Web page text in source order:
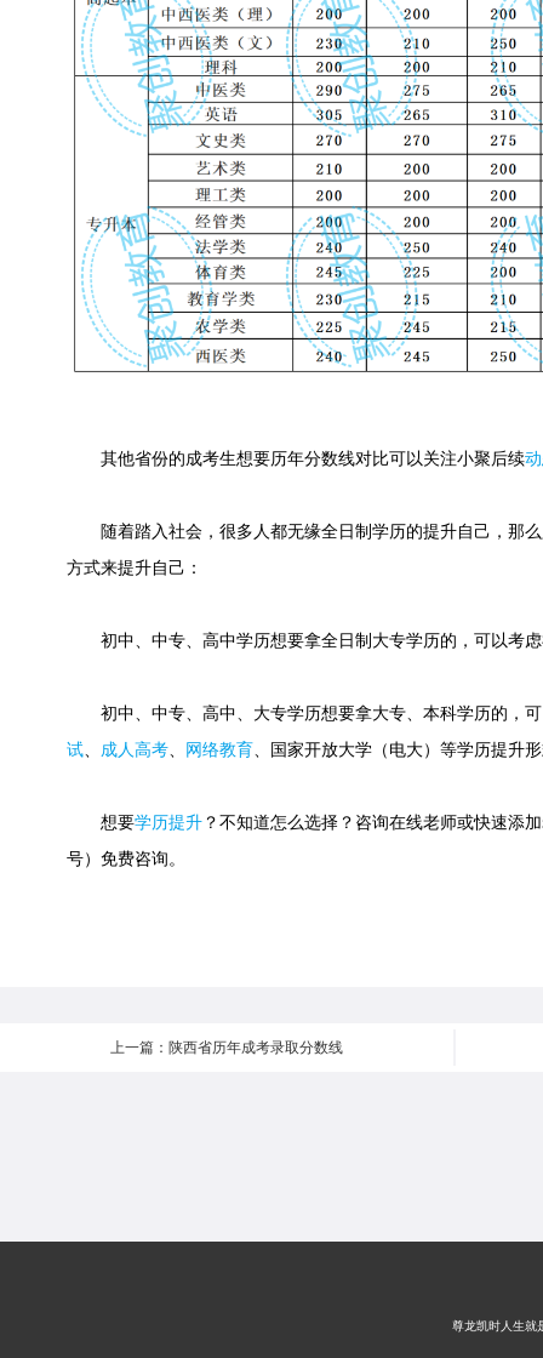
其他省份的成考生想要历年分数线对比可以关注小聚后续
随着踏入社会，很多人都无缘全日制学历的提升自己，那
方式来提升自己：
初中、中专、高中学历想要拿全日制大专学历的，可以考虑
初中、中专、高中、大专学历想要拿大专、本科学历的，可
试
成人高考 网络教育 、国家开放大学（电大）等学历提升
想要学历提升 ？不知道怎么选择？咨询在线老师或快速添
号）免费咨询。
上一篇：陕西省历年成考录取分数线
尊龙凯时人生就